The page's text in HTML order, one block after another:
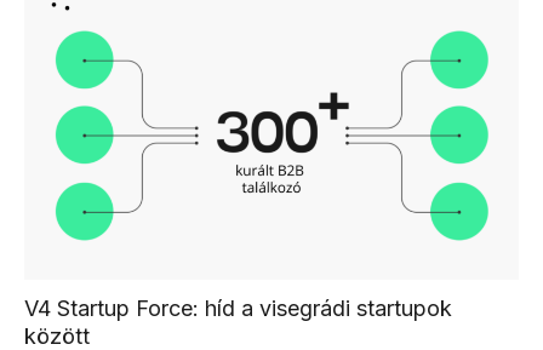
V4 Startup Force: híd a visegrádi startupok
között